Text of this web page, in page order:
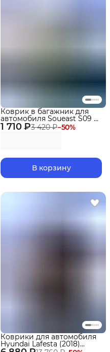
1 710 ₽3 420 ₽−50%
Коврик в багажник для
автомобиля Soueast S09 с
разложенным 3 рядом
В корзину
Коврики для автомобиля
Hyundai Lafesta (2018)